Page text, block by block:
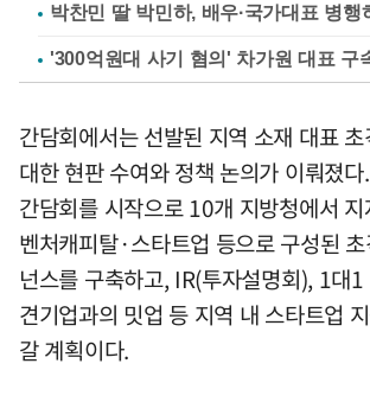
박찬민 딸 박민하, 배우·국가대표 병행
'300억원대 사기 혐의' 차가원 대표 구
간담회에서는 선발된 지역 소재 대표
대한 현판 수여와 정책 논의가 이뤄졌
간담회를 시작으로 10개 지방청에서
벤처캐피탈·스타트업 등으로 구성된
넌스를 구축하고, IR(투자설명회), 1대
견기업과의 밋업 등 지역 내 스타트업
갈 계획이다.